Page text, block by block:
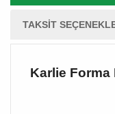
TAKSIT
Karlie